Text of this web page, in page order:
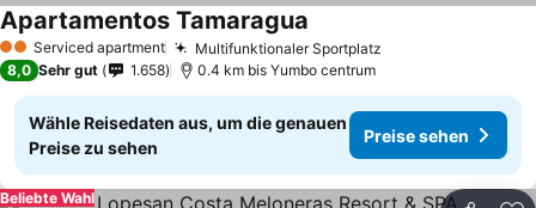
2 SterneServiced apartment Multifunktionaler Sportplatz
Apartamentos Tamaragua
8,0 Sehr gut 1.658 0.4 km bis Yumbo centrum
Wähle Reisedaten aus, um die genauen
Preise zu sehen
Preise sehen
Beliebte Wahl